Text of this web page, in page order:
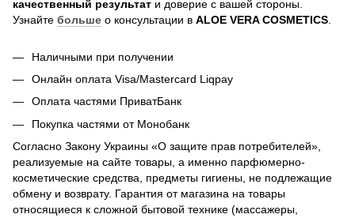
качественный результат и доверие с вашей стороны.
Узнайте больше о консультации в ALOE VERA COSMETICS
Наличными при получении
Онлайн оплата Visa/Mastercard Liqpay
Оплата частями ПриватБанк
Покупка частями от Монобанк
Согласно Закону Украины «О защите прав потребителей»,
реализуемые на сайте товары, а именно парфюмерно-
косметические средства, предметы гигиены, не подлежащие
обмену и возврату. Гарантия от магазина на товары
относящиеся к сложной бытовой технике (массажеры,